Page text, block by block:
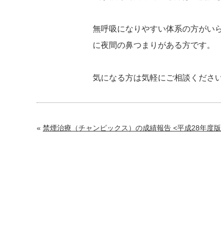
無呼吸になりやすい体系の方がい
に夜間の鼻つまりがある方です。
気になる方は気軽にご相談くださ
« 禁煙治療（チャンピックス）の成績報告 <平成28年度